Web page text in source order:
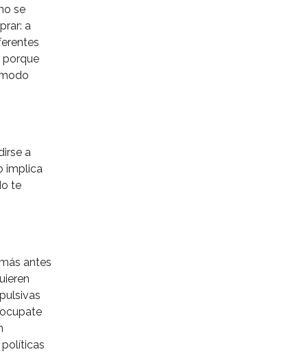
se
a
porque
a
implica
te
antes